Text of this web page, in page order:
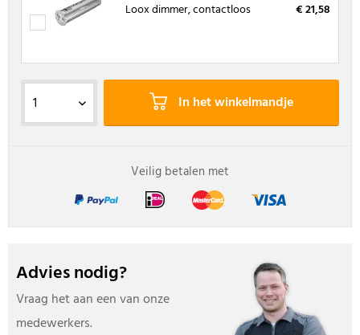
Loox dimmer, contactloos € 21,58
In het winkelmandje
Veilig betalen met
Advies nodig?
Vraag het aan een van onze
medewerkers.